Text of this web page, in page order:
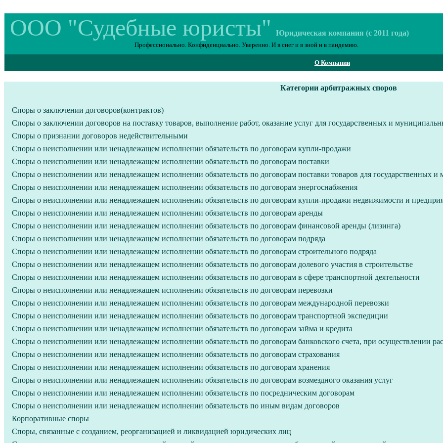
ООО "Судебные юристы" Юридическая компания (с 2011 года)
Профессионально. Конфиденциально. Уверенно. И в снег и в зной и в пандемию.
О Компании
Категории арбитражных споров
Споры о заключении договоров(контрактов)
Споры о заключении договоров на поставку товаров, выполнение работ, оказание услуг для государственных и
Споры о признании договоров недействительными
Споры о неисполнении или ненадлежащем исполнении обязательств по договорам купли-продажи
Споры о неисполнении или ненадлежащем исполнении обязательств по договорам поставки
Споры о неисполнении или ненадлежащем исполнении обязательств по договорам поставки товаров для государственных
Споры о неисполнении или ненадлежащем исполнении обязательств по договорам энергоснабжения
Споры о неисполнении или ненадлежащем исполнении обязательств по договорам купли-продажи недвижимости и
Споры о неисполнении или ненадлежащем исполнении обязательств по договорам аренды
Споры о неисполнении или ненадлежащем исполнении обязательств по договорам финансовой аренды (лизинга)
Споры о неисполнении или ненадлежащем исполнении обязательств по договорам подряда
Споры о неисполнении или ненадлежащем исполнении обязательств по договорам строительного подряда
Споры о неисполнении или ненадлежащем исполнении обязательств по договорам долевого участия в строительстве
Споры о неисполнении или ненадлежащем исполнении обязательств по договорам в сфере транспортной деятельности
Споры о неисполнении или ненадлежащем исполнении обязательств по договорам перевозки
Споры о неисполнении или ненадлежащем исполнении обязательств по договорам международной перевозки
Споры о неисполнении или ненадлежащем исполнении обязательств по договорам транспортной экспедиции
Споры о неисполнении или ненадлежащем исполнении обязательств по договорам займа и кредита
Споры о неисполнении или ненадлежащем исполнении обязательств по договорам банковского счета, при осуществлении
Споры о неисполнении или ненадлежащем исполнении обязательств по договорам страхования
Споры о неисполнении или ненадлежащем исполнении обязательств по договорам хранения
Споры о неисполнении или ненадлежащем исполнении обязательств по договорам возмездного оказания услуг
Споры о неисполнении или ненадлежащем исполнении обязательств по посредническим договорам
Споры о неисполнении или ненадлежащем исполнении обязательств по иным видам договоров
Корпоративные споры
Споры, связанные с созданием, реорганизацией и ликвидацией юридических лиц